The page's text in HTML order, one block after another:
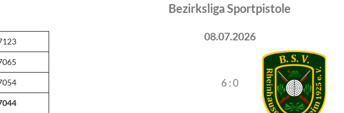
Bezirksliga Sportpistole
08.07.2026
6 : 0